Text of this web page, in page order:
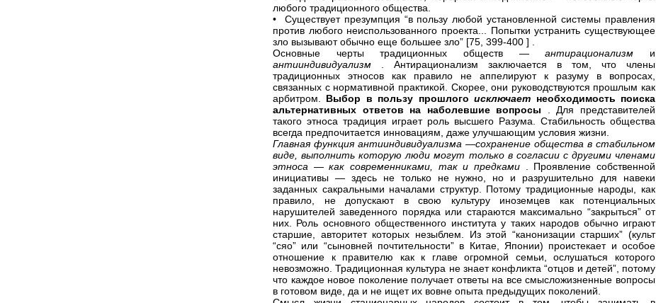
любого традиционного общества.
• Существует презумпция “в пользу любой установленной системы правления
против любого неиспользованного проекта... Попытки устранить существующее
зло вызывают обычно еще большее зло” [75, 399-400 ] .
Основные черты традиционных обществ —антирационализм и
антииндивидуализм
. Антирационализм заключается в том, что члены
традиционных этносов как правило не аппелируют к разуму в вопросах,
связанных с нормативной практикой. Скорее, они руководствуются прошлым как
арбитром. Выбор в пользу прошлогоисключает необходимость поиска
альтернативных ответов на наболевшие вопросы
. Для представителей
такого этноса традиция играет роль высшего Разума. Стабильность общества
всегда предпочитается инновациям, даже улучшающим условия жизни.
Главная функция антииндивидуализма —сохранение общества в стабильном
виде, выполнить которую люди могут только в согласии с другими членами
этноса — как современниками, так и предками
. Проявление собственной
инициативы — здесь не только не нужно, но и разрушительно для навеки
заданных сакральными началами структур. Потому традиционные народы, как
правило, не допускают в свою культуру иноземцев как потенциальных
нарушителей заведенного порядка или стараются максимально “закрыться” от
них. Роль основного общественного института у таких народов обычно играют
старшие, авторитет которых незыблем. Из этой “канонизации старших” (культ
“сяо” или “сыновней почтительности” в Китае, Японии) проистекает и особое
отношение к правителю как к главе огромной семьи, ослушаться которого
невозможно. Традиционная культура не знает конфликта “отцов и детей”, потому
что каждое новое поколение получает ответы на все смысложизненные вопросы
в готовом виде, да и не ищет их вовне опыта предыдущих поколений.